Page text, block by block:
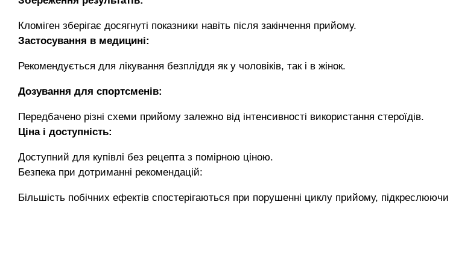
Кломіген зберігає досягнуті показники навіть після закінчення прийому.
Застосування в медицині:
Рекомендується для лікування безпліддя як у чоловіків, так і в жінок.
Дозування для спортсменів:
Передбачено різні схеми прийому залежно від інтенсивності використання стероїдів.
Ціна і доступність:
Доступний для купівлі без рецепта з помірною ціною.
Безпека при дотриманні рекомендацій:
Більшість побічних ефектів спостерігаються при порушенні циклу прийому,